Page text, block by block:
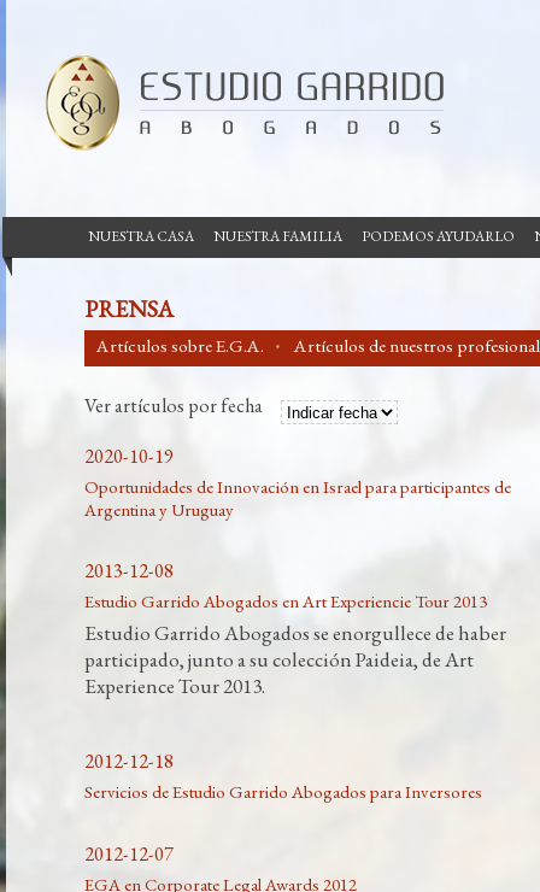
NUESTRA CASA NUESTRA FAMILIA PODEMOS AYUDARLO
PRENSA
Artículos sobre E.G.A. Artículos de nuestros
Ver artículos por fecha
2020-10-19
Oportunidades de Innovación en Israel para participantes de
Argentina y Uruguay
2013-12-08
Estudio Garrido Abogados en Art Experiencie Tour 2013
Estudio Garrido Abogados se enorgullece de haber
participado, junto a su colección Paideia, de Art
Experience Tour 2013.
2012-12-18
Servicios de Estudio Garrido Abogados para Inversores
2012-12-07
EGA en Corporate Legal Awards 2012